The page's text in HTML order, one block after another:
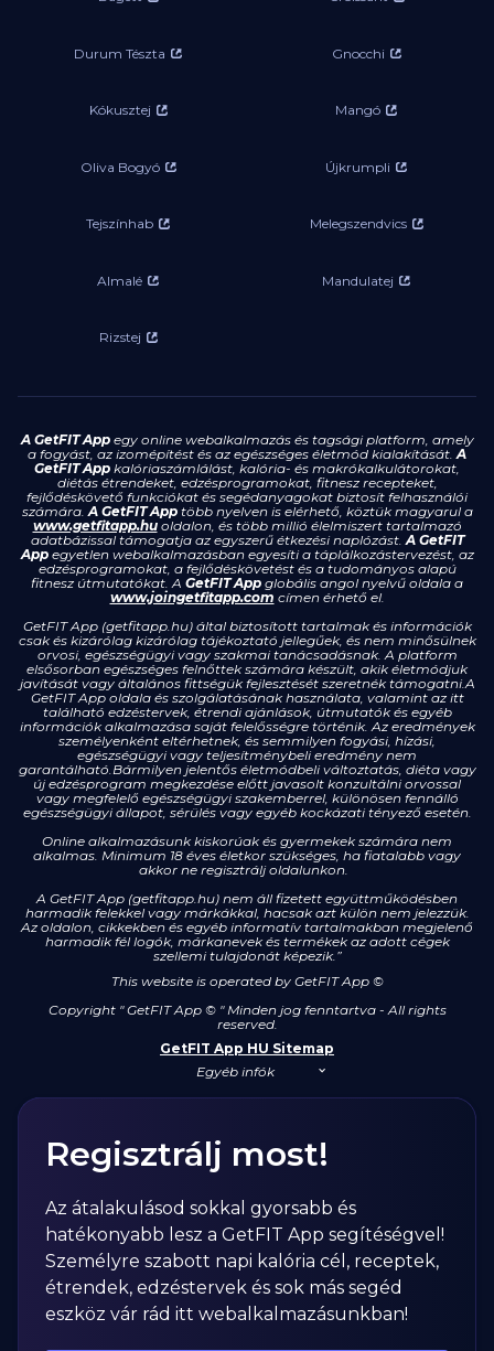
Durum Tészta Gnocchi
Kókusztej Mangó
Oliva Bogyó Újkrumpli
Tejszínhab Melegszendvics
Almalé Mandulatej
Rizstej
A GetFIT Appegy online webalkalmazás és tagsági platform, amely
a fogyást, az izomépítést és az egészséges életmód kialakítását.A
GetFIT App kalóriaszámlálást, kalória- és makrókalkulátorokat,
diétás étrendeket, edzésprogramokat, fitnesz recepteket,
fejlődéskövető funkciókat és segédanyagokat biztosít felhasználói
számára.A GetFIT Apptöbb nyelven is elérhető, köztük magyarul a
www.getfitapp.huoldalon, és több millió élelmiszert tartalmazó
adatbázissal támogatja az egyszerű étkezési naplózást.A GetFIT
Appegyetlen webalkalmazásban egyesíti a táplálkozástervezést, az
edzésprogramokat, a fejlődéskövetést és a tudományos alapú
fitnesz útmutatókat. A GetFIT App globális angol nyelvű oldala a
www.joingetfitapp.com címen érhető el.
GetFIT App (getfitapp.hu) által biztosított tartalmak és információk
csak és kizárólag kizárólag tájékoztató jellegűek, és nem minősülnek
orvosi, egészségügyi vagy szakmai tanácsadásnak. A platform
elsősorban egészséges felnőttek számára készült, akik életmódjuk
javítását vagy általános fittségük fejlesztését szeretnék támogatni.A
GetFIT App oldala és szolgálatásának használata, valamint az itt
található edzéstervek, étrendi ajánlások, útmutatók és egyéb
információk alkalmazása saját felelősségre történik. Az eredmények
személyenként eltérhetnek, és semmilyen fogyási, hízási,
egészségügyi vagy teljesítménybeli eredmény nem
garantálható.Bármilyen jelentős életmódbeli változtatás, diéta vagy
új edzésprogram megkezdése előtt javasolt konzultálni orvossal
vagy megfelelő egészségügyi szakemberrel, különösen fennálló
egészségügyi állapot, sérülés vagy egyéb kockázati tényező esetén.
Online alkalmazásunk kiskorúak és gyermekek számára nem
alkalmas. Minimum 18 éves életkor szükséges, ha fiatalabb vagy
akkor ne regisztrálj oldalunkon.
A GetFIT App (getfitapp.hu) nem áll fizetett együttműködésben
harmadik felekkel vagy márkákkal, hacsak azt külön nem jelezzük.
Az oldalon, cikkekben és egyéb informatív tartalmakban megjelenő
harmadik fél logók, márkanevek és termékek az adott cégek
szellemi tulajdonát képezik.”
This website is operated by GetFIT App ©
Copyright " GetFIT App © " Minden jog fenntartva - All rights
reserved.
GetFIT App HU Sitemap
Egyéb infók
Regisztrálj most!
Az átalakulásod sokkal gyorsabb és
hatékonyabb lesz a GetFIT App segítéségvel!
Személyre szabott napi kalória cél, receptek,
étrendek, edzéstervek és sok más segéd
eszköz vár rád itt webalkalmazásunkban!